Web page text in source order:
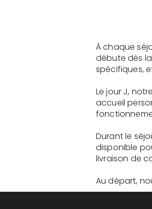
À chaque
débute dès
spécifiques,
Le jour J,
accueil
Durant le
disponible
livraison de
Au départ,